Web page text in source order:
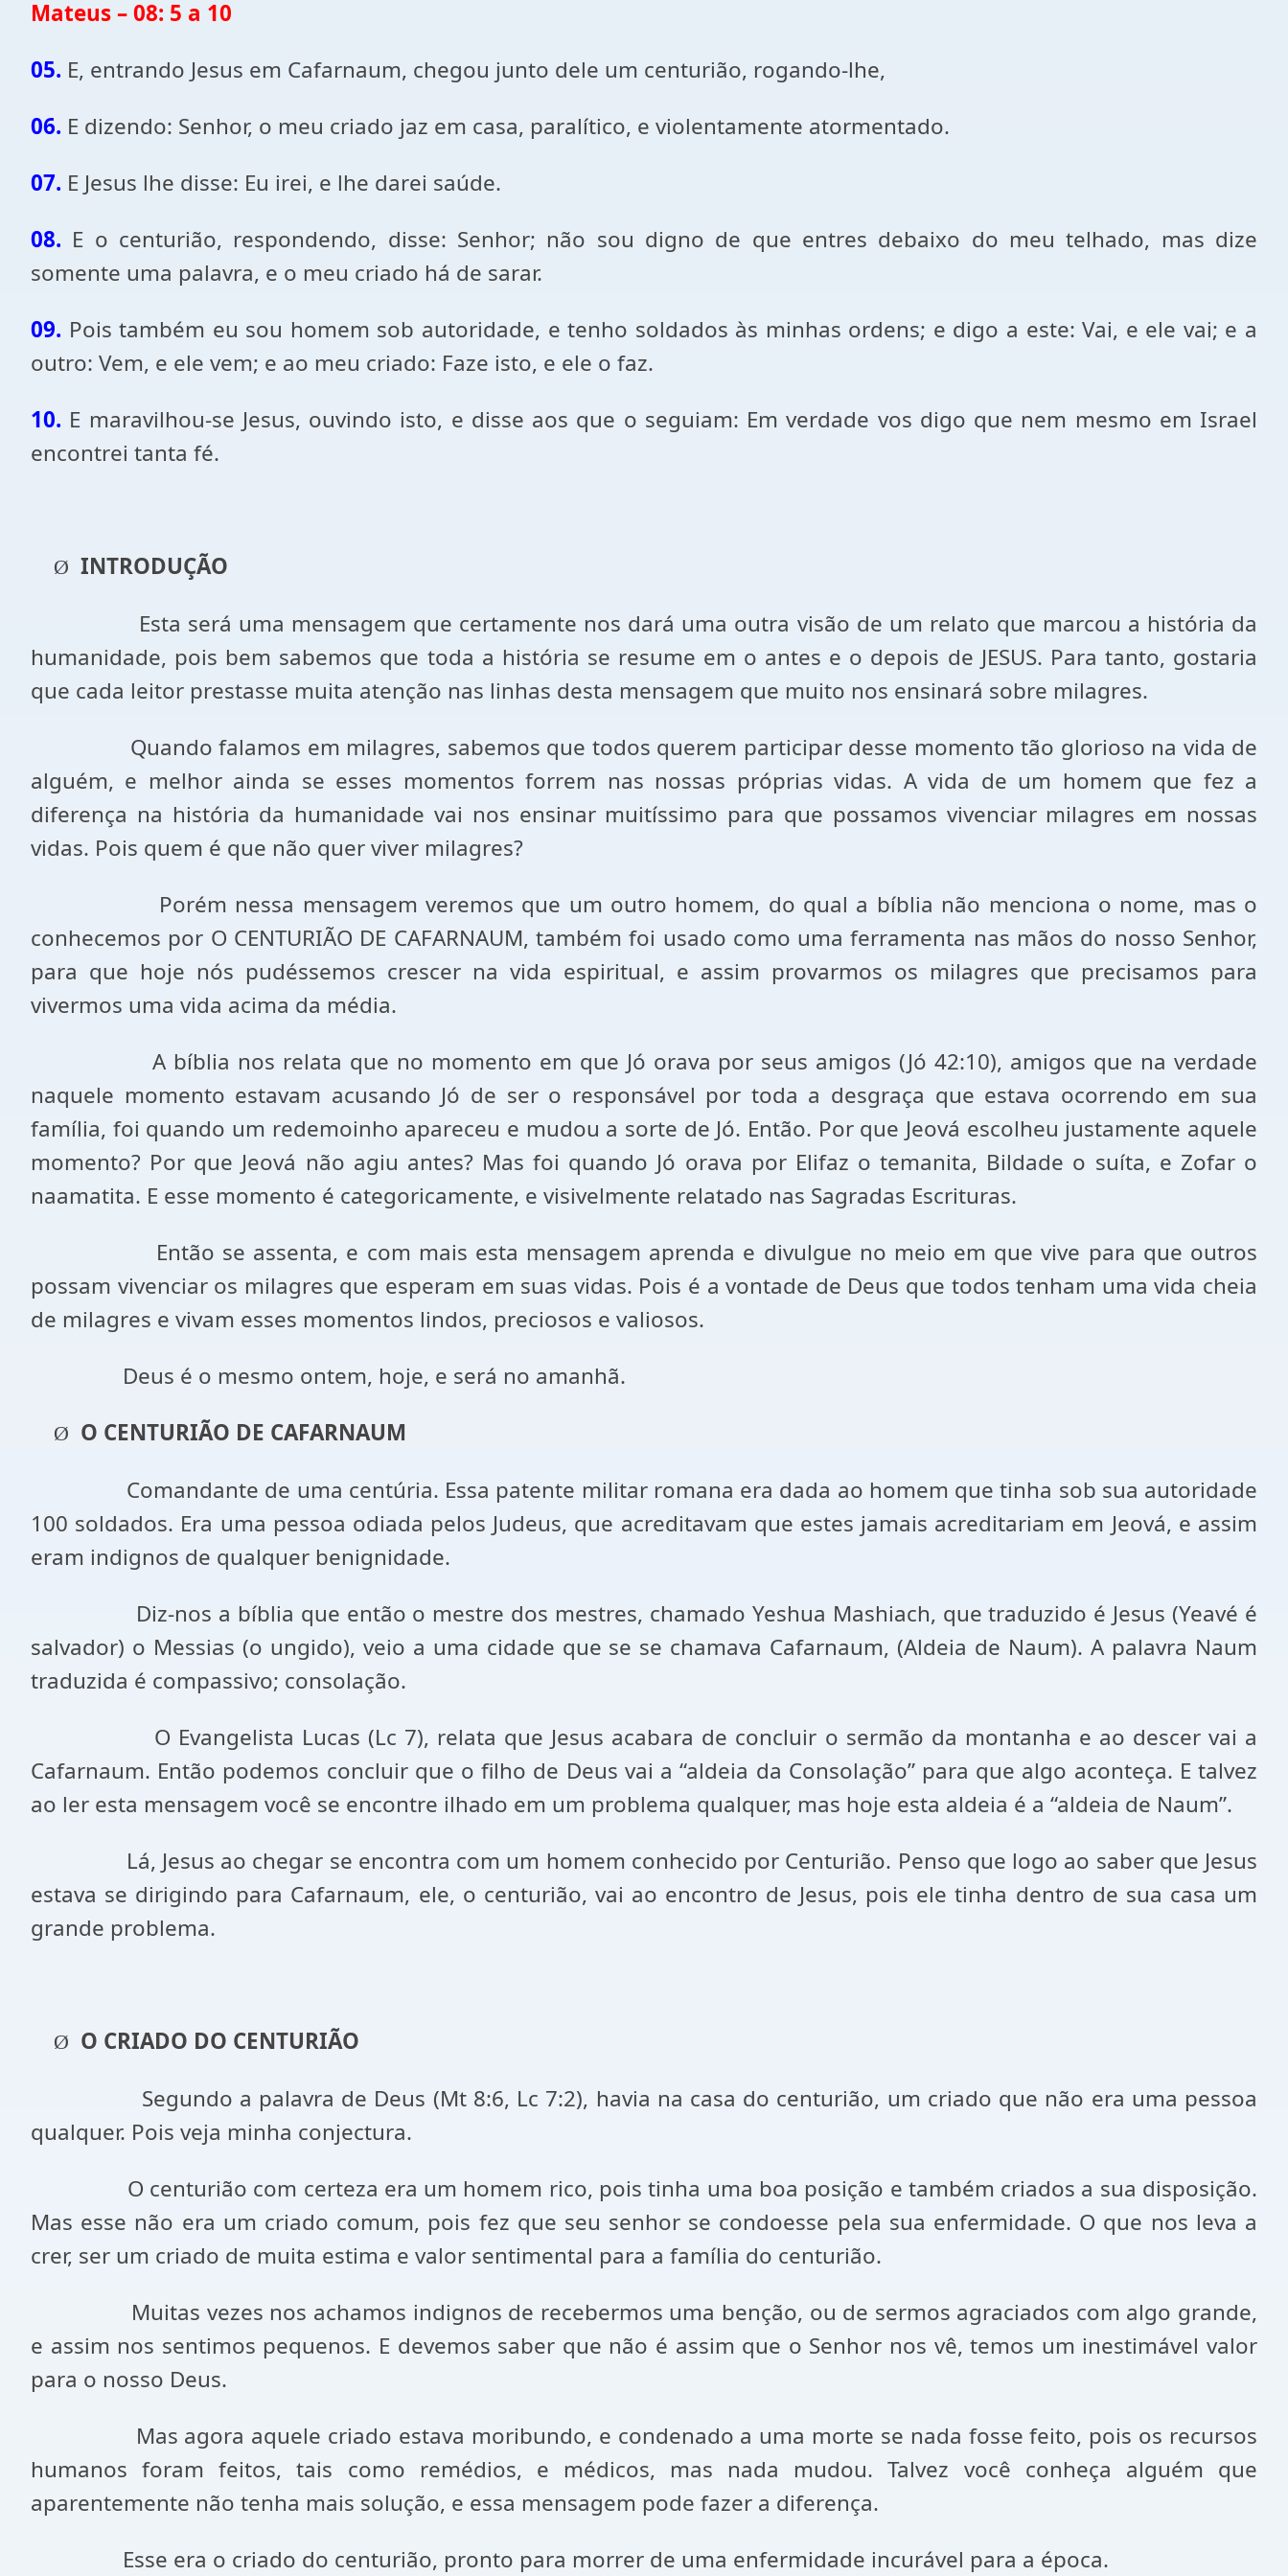
Mateus – 08: 5 a 10
05. E, entrando Jesus em Cafarnaum, chegou junto dele um centurião, rogando-lhe,
06. E dizendo: Senhor, o meu criado jaz em casa, paralítico, e violentamente atormentado.
07. E Jesus lhe disse: Eu irei, e lhe darei saúde.
08. E o centurião, respondendo, disse: Senhor; não sou digno de que entres debaixo do meu telhado, mas dize
somente uma palavra, e o meu criado há de sarar.
09. Pois também eu sou homem sob autoridade, e tenho soldados às minhas ordens; e digo a este: Vai, e ele vai; e a
outro: Vem, e ele vem; e ao meu criado: Faze isto, e ele o faz.
10. E maravilhou-se Jesus, ouvindo isto, e disse aos que o seguiam: Em verdade vos digo que nem mesmo em Israel
encontrei tanta fé.
Ø INTRODUÇÃO
Esta será uma mensagem que certamente nos dará uma outra visão de um relato que marcou a história da
humanidade, pois bem sabemos que toda a história se resume em o antes e o depois de JESUS. Para tanto, gostaria
que cada leitor prestasse muita atenção nas linhas desta mensagem que muito nos ensinará sobre milagres.
Quando falamos em milagres, sabemos que todos querem participar desse momento tão glorioso na vida de
alguém, e melhor ainda se esses momentos forrem nas nossas próprias vidas. A vida de um homem que fez a
diferença na história da humanidade vai nos ensinar muitíssimo para que possamos vivenciar milagres em nossas
vidas. Pois quem é que não quer viver milagres?
Porém nessa mensagem veremos que um outro homem, do qual a bíblia não menciona o nome, mas o
conhecemos por O CENTURIÃO DE CAFARNAUM, também foi usado como uma ferramenta nas mãos do nosso Senhor,
para que hoje nós pudéssemos crescer na vida espiritual, e assim provarmos os milagres que precisamos para
vivermos uma vida acima da média.
A bíblia nos relata que no momento em que Jó orava por seus amigos (Jó 42:10), amigos que na verdade
naquele momento estavam acusando Jó de ser o responsável por toda a desgraça que estava ocorrendo em sua
família, foi quando um redemoinho apareceu e mudou a sorte de Jó. Então. Por que Jeová escolheu justamente aquele
momento? Por que Jeová não agiu antes? Mas foi quando Jó orava por Elifaz o temanita, Bildade o suíta, e Zofar o
naamatita. E esse momento é categoricamente, e visivelmente relatado nas Sagradas Escrituras.
Então se assenta, e com mais esta mensagem aprenda e divulgue no meio em que vive para que outros
possam vivenciar os milagres que esperam em suas vidas. Pois é a vontade de Deus que todos tenham uma vida cheia
de milagres e vivam esses momentos lindos, preciosos e valiosos.
Deus é o mesmo ontem, hoje, e será no amanhã.
Ø O CENTURIÃO DE CAFARNAUM
Comandante de uma centúria. Essa patente militar romana era dada ao homem que tinha sob sua autoridade
100 soldados. Era uma pessoa odiada pelos Judeus, que acreditavam que estes jamais acreditariam em Jeová, e assim
eram indignos de qualquer benignidade.
Diz-nos a bíblia que então o mestre dos mestres, chamado Yeshua Mashiach, que traduzido é Jesus (Yeavé é
salvador) o Messias (o ungido), veio a uma cidade que se se chamava Cafarnaum, (Aldeia de Naum). A palavra Naum
traduzida é compassivo; consolação.
O Evangelista Lucas (Lc 7), relata que Jesus acabara de concluir o sermão da montanha e ao descer vai a
Cafarnaum. Então podemos concluir que o filho de Deus vai a “aldeia da Consolação” para que algo aconteça. E talvez
ao ler esta mensagem você se encontre ilhado em um problema qualquer, mas hoje esta aldeia é a “aldeia de Naum”.
Lá, Jesus ao chegar se encontra com um homem conhecido por Centurião. Penso que logo ao saber que Jesus
estava se dirigindo para Cafarnaum, ele, o centurião, vai ao encontro de Jesus, pois ele tinha dentro de sua casa um
grande problema.
Ø O CRIADO DO CENTURIÃO
Segundo a palavra de Deus (Mt 8:6, Lc 7:2), havia na casa do centurião, um criado que não era uma pessoa
qualquer. Pois veja minha conjectura.
O centurião com certeza era um homem rico, pois tinha uma boa posição e também criados a sua disposição.
Mas esse não era um criado comum, pois fez que seu senhor se condoesse pela sua enfermidade. O que nos leva a
crer, ser um criado de muita estima e valor sentimental para a família do centurião.
Muitas vezes nos achamos indignos de recebermos uma benção, ou de sermos agraciados com algo grande,
e assim nos sentimos pequenos. E devemos saber que não é assim que o Senhor nos vê, temos um inestimável valor
para o nosso Deus.
Mas agora aquele criado estava moribundo, e condenado a uma morte se nada fosse feito, pois os recursos
humanos foram feitos, tais como remédios, e médicos, mas nada mudou. Talvez você conheça alguém que
aparentemente não tenha mais solução, e essa mensagem pode fazer a diferença.
Esse era o criado do centurião, pronto para morrer de uma enfermidade incurável para a época.